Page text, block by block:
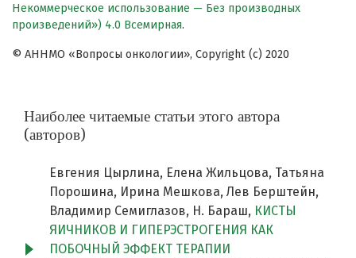
Некоммерческое использование — Без производных
произведений») 4.0 Всемирная.
© АННМО «Вопросы онкологии», Copyright (c) 2020
Наиболее читаемые статьи этого автора
(авторов)
Евгения Цырлина, Елена Жильцова, Татьяна
Порошина, Ирина Мешкова, Лев Берштейн,
Владимир Семиглазов, Н. Бараш, КИСТЫ
ЯИЧНИКОВ И ГИПЕРЭСТРОГЕНИЯ КАК
ПОБОЧНЫЙ ЭФФЕКТ ТЕРАПИИ